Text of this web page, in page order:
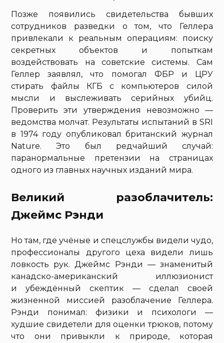
Позже появились свидетельства бывших
сотрудников разведки о том, что Геллера
привлекали к реальным операциям: поиску
секретных объектов и попыткам
воздействовать на советские системы. Сам
Геллер заявлял, что помогал ФБР и ЦРУ
стирать файлы КГБ с компьютеров силой
мысли и выслеживать серийных убийц.
Проверить эти утверждения невозможно —
ведомства молчат. Результаты испытаний в SRI
в 1974 году опубликовал британский журнал
Nature. Это был редчайший случай:
паранормальные претензии на страницах
одного из главных научных изданий мира.
Великий разоблачитель:
Джеймс Рэнди
Но там, где учёные и спецслужбы видели чудо,
профессионалы другого цеха видели лишь
ловкость рук. Джеймс Рэнди — знаменитый
канадско-американский иллюзионист
и убеждённый скептик — сделал своей
жизненной миссией разоблачение Геллера.
Рэнди понимал: физики и психологи —
худшие свидетели для оценки трюков, потому
что они привыкли к природе, которая